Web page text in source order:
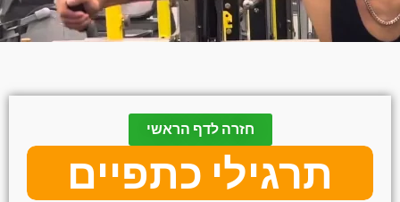
חזרה לדף הראשי
תרגילי כתפיים